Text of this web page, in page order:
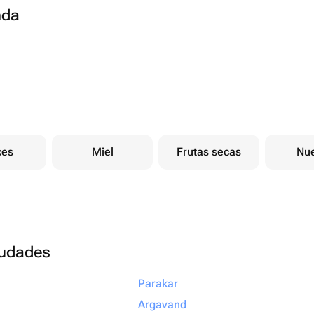
Miel Frutas secas
Parakar
Argavand